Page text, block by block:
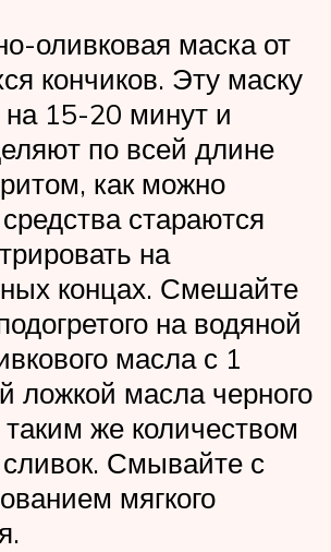
оливковая маска от
кончиков. Эту маску
на 15-20 минут и
по всей длине
как можно
стараются
на
концах. Смешайте
на водяной
масла с 1
ложкой масла черного
же количеством
Смывайте с
мягкого